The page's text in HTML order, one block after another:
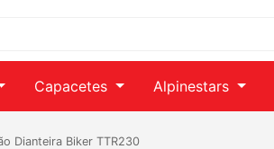
Capacetes Alpinestars
Dianteira Biker TTR230